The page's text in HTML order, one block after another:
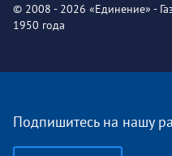
© 2008 - 2026 «Единение» -
1950 года
Подпишитесь на нашу